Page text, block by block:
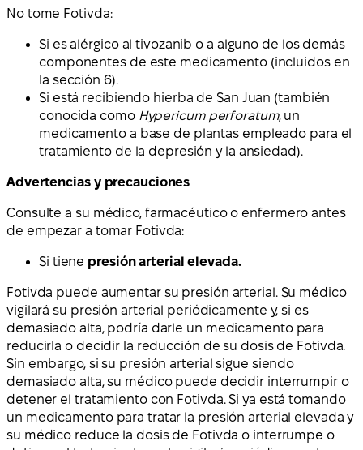
No tome Fotivda:
Si es alérgico al tivozanib o a alguno de los demás
componentes de este medicamento (incluidos en
la sección 6).
Si está recibiendo hierba de San Juan (también
conocida como Hypericum perforatum, un
medicamento a base de plantas empleado para el
tratamiento de la depresión y la ansiedad).
Advertencias y precauciones
Consulte a su médico, farmacéutico o enfermero antes
de empezar a tomar Fotivda:
Si tiene presión arterial elevada.
Fotivda puede aumentar su presión arterial. Su médico
vigilará su presión arterial periódicamente y, si es
demasiado alta, podría darle un medicamento para
reducirla o decidir la reducción de su dosis de Fotivda.
Sin embargo, si su presión arterial sigue siendo
demasiado alta, su médico puede decidir interrumpir o
detener el tratamiento con Fotivda. Si ya está tomando
un medicamento para tratar la presión arterial elevada y
su médico reduce la dosis de Fotivda o interrumpe o